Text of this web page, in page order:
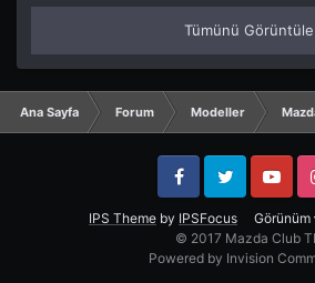
Tümünü Görüntüle
Ana Sayfa Forum Modeller
IPS Theme by IPSFocus Görünüm
FacebookTwitter YouTube
© 2017 Mazda Club
Powered by Invision